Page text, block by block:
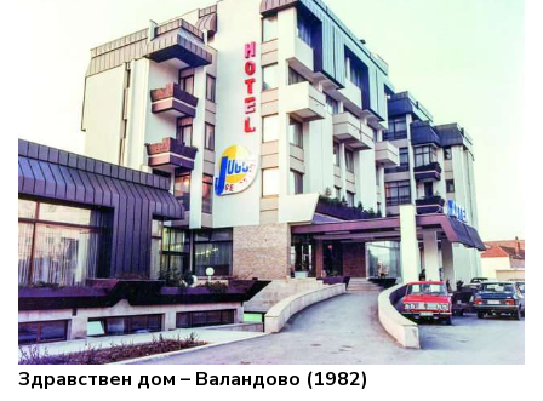
Здравствен дом – Валандово (1982)